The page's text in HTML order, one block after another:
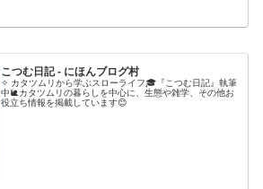
こつむ日記 - にほんブログ村
✧ カタツムリから学ぶスローライフ🎓『こつむ日記』執筆
中🐌カタツムリの暮らしを中心に、生態や雑学、その他お
役立ち情報を掲載しています😊